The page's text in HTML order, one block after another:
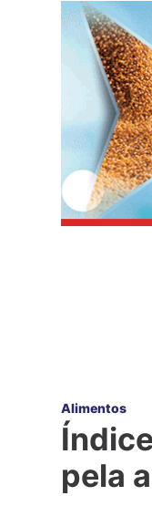
Alimentos
pela